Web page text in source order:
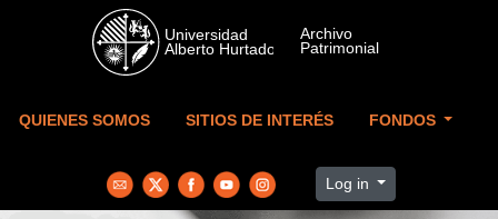
Skip to main content
QUIENES SOMOS SITIOS DE INTERÉS FONDOS
Log in